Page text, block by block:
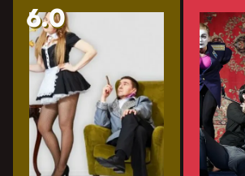
6.0